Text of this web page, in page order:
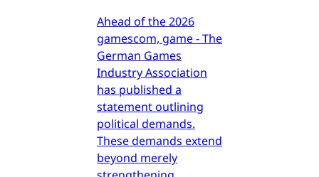
Ahead of the 2026
gamescom, game - The
German Games
Industry Association
has published a
statement outlining
political demands.
These demands extend
beyond merely